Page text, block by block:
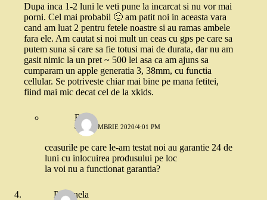
Dupa inca 1-2 luni le veti pune la incarcat si nu vor mai
porni. Cel mai probabil 🙂 am patit noi in aceasta vara
cand am luat 2 pentru fetele noastre si au ramas ambele
fara ele. Am cautat si noi mult un ceas cu gps pe care sa
putem suna si care sa fie totusi mai de durata, dar nu am
gasit nimic la un pret ~ 500 lei asa ca am ajuns sa
cumparam un apple generatia 3, 38mm, cu functia
cellular. Se potriveste chiar mai bine pe mana fetitei,
fiind mai mic decat cel de la xkids.
Robo
8 OCTOMBRIE 2020/4:01 PM
ceasurile pe care le-am testat noi au garantie 24 de
luni cu inlocuirea produsului pe loc
la voi nu a functionat garantia?
Petronela